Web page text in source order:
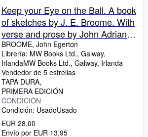
Keep your Eye on the Ball. A book
of sketches by J. E. Broome. With
verse and prose by John Adrian
Ross
BROOME, John Egerton
Librería: MW Books Ltd., Galway,
IrlandaMW Books Ltd., Galway, Irlanda
Vendedor de 5 estrellas
TAPA DURA
PRIMERA EDICIÓN
CONDICIÓN
Condición: UsadoUsado
EUR 28,00
Envío por EUR 13,95